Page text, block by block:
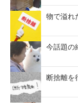
物で溢れ
今話題の
断捨離を